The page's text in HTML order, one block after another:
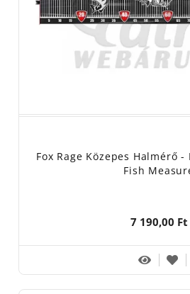
Fox Rage Közepes Halmérő -
Fish
7 190,00 Ft